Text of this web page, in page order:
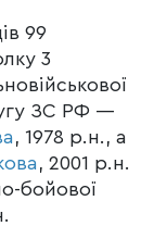
99
3
ЗС РФ —
, 1978 р.н., а
, 2001 р.н.
бойової